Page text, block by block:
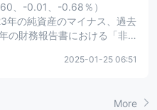
、-0.01、-0.68％）
年の純資産のマイナス、過去
の財務報告書における「非
2025-01-25 06:51
More